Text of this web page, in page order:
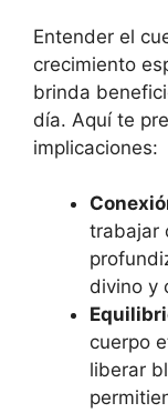
Entender el
crecimiento
brinda
día. Aquí te
implicaciones:
trabajar
divino y
cuerpo
liberar